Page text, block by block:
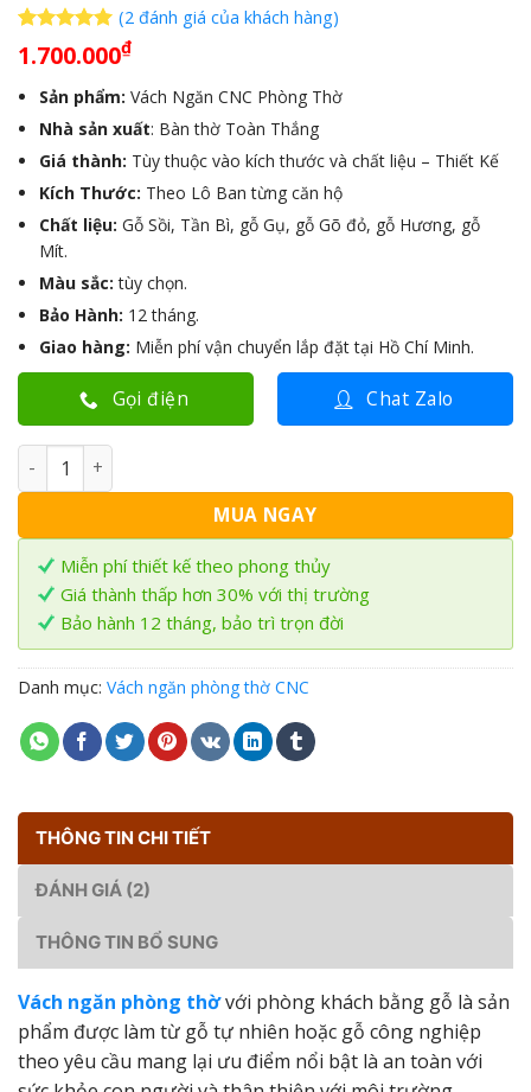
5 trên 5
dựa trên
2
(2đánh giá của khách hàng)
1.700.000₫
Sản phẩm: Vách Ngăn CNC Phòng Thờ
Nhà sản xuất: Bàn thờ Toàn Thắng
Giá thành: Tùy thuộc vào kích thước và chất liệu – Thiết Kế
Kích Thước: Theo Lô Ban từng căn hộ
Chất liệu: Gỗ Sồi, Tần Bì, gỗ Gụ, gỗ Gõ đỏ, gỗ Hương, gỗ
Mít.
Màu sắc: tùy chọn.
Bảo Hành: 12 tháng.
Giao hàng: Miễn phí vận chuyển lắp đặt tại Hồ Chí Minh.
Gọi điện Chat Zalo
Vách ngăn CNC phòng thờ chữ vạn VNT-03 số lượng
MUA NGAY
Miễn phí thiết kế theo phong thủy
Giá thành thấp hơn 30% với thị trường
Bảo hành 12 tháng, bảo trì trọn đời
Danh mục: Vách ngăn phòng thờ CNC
THÔNG TIN CHI TIẾT
ĐÁNH GIÁ (2)
THÔNG TIN BỔ SUNG
Vách ngăn phòng thờvới phòng khách bằng gỗ là sản
phẩm được làm từ gỗ tự nhiên hoặc gỗ công nghiệp
theo yêu cầu mang lại ưu điểm nổi bật là an toàn với